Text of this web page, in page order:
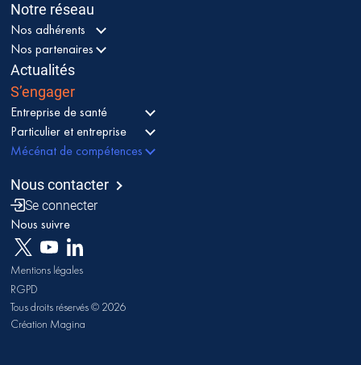
Notre réseau
Nos adhérents
Nos partenaires
Actualités
S’engager
Entreprise de santé
Particulier et entreprise
Mécénat de compétences
Nous contacter
Se connecter
Nous suivre
Mentions légales
RGPD
Tous droits réservés © 2026
Création Magina